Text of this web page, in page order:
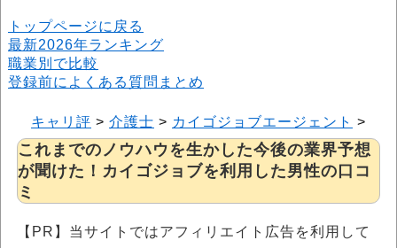
トップページに戻る
最新2026年ランキング
職業別で比較
登録前によくある質問まとめ
キャリ評 > 介護士 > カイゴジョブエージェント >
これまでのノウハウを生かした今後の業界予想
が聞けた！カイゴジョブを利用した男性の口コ
ミ
【PR】当サイトではアフィリエイト広告を利用して